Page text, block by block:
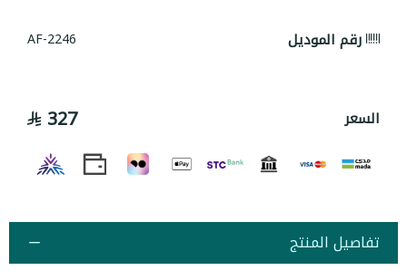
رقم الموديل AF-2246
السعر 327
تفاصيل المنتج